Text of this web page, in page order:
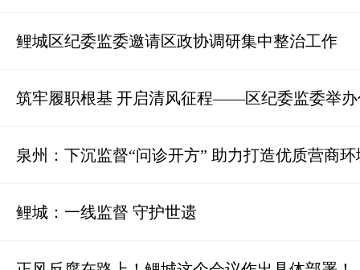
鲤城区纪委监委邀请区政协调研集中整治工作
筑牢履职根基 开启清风征程——区纪委监委举办
泉州：下沉监督“问诊开方” 助力打造优质营商环
鲤城：一线监督 守护世遗